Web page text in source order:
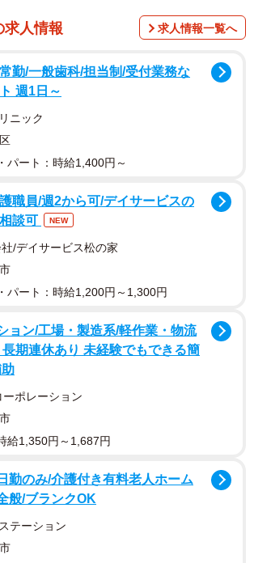
日までの予定。同社鉄道営業本部の辻本
、１日約26万人の乗降客がいるなんばな
や無人駅、ラッシュ時などで実用に耐え
本格導入につなげたい考えだ。
やICOCAなど、交通系ICカードが主流。
チ決済を使った自動改札機での運賃精算
。
求人情報 求人情報一覧へ
勤/一般歯科/担当制/受付業務な
週1日～
ニック
パート：時給1,400円～
職員/週2から可/デイサービスの
談可
NEW
/デイサービス松の家
パート：時給1,200円～1,300円
ョン/工場・製造系/軽作業・物流
期連休あり 未経験でもできる簡
ポレーション
給1,350円～1,687円
勤のみ/介護付き有料老人ホーム
般/ブランクOK
テーション